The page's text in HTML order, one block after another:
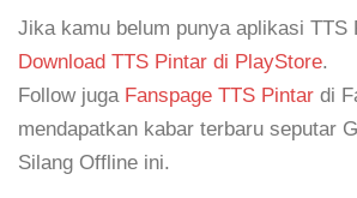
Jika kamu belum punya aplikasi TTS
Download TTS Pintar di PlayStore.
Follow juga Fanspage TTS Pintar di
mendapatkan kabar terbaru seputar
Silang Offline ini.